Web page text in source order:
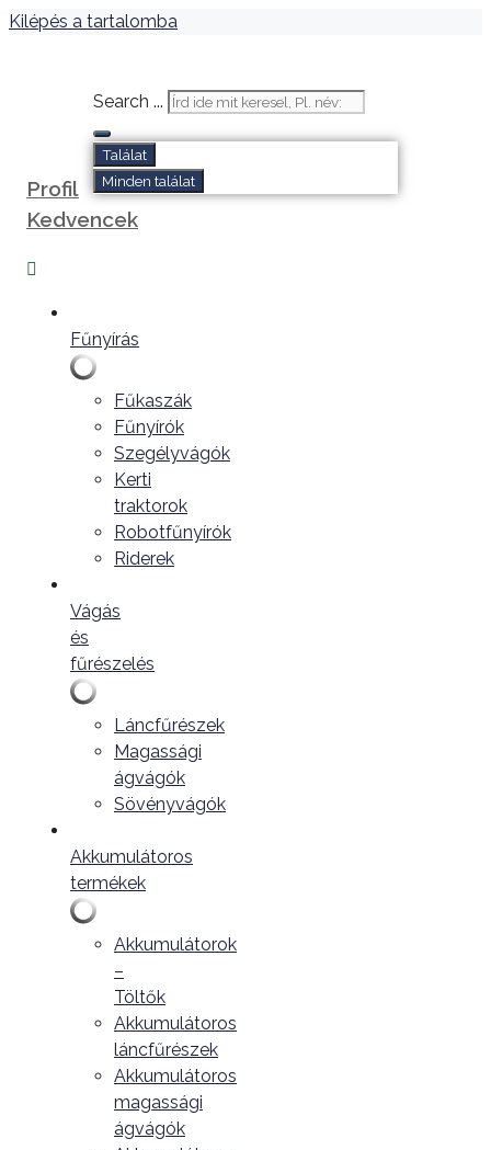
Kilépés a tartalomba
Search ...
Találat
Minden találat
Profil
Kedvencek
Fűnyírás
Fűkaszák
Fűnyírók
Szegélyvágók
Kerti
traktorok
Robotfűnyírók
Riderek
Vágás
és
fűrészelés
Láncfűrészek
Magassági
ágvágók
Sövényvágók
Akkumulátoros
termékek
Akkumulátorok
–
Töltők
Akkumulátoros
láncfűrészek
Akkumulátoros
magassági
ágvágók